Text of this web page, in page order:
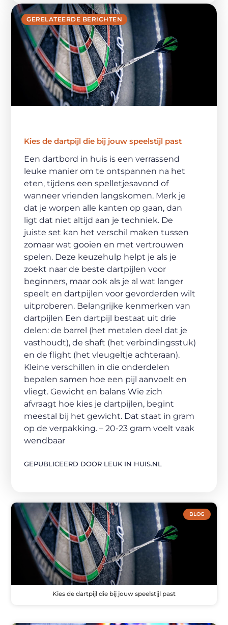
GERELATEERDE BERICHTEN
Kies de dartpijl die bij jouw speelstijl past
Een dartbord in huis is een verrassend
leuke manier om te ontspannen na het
eten, tijdens een spelletjesavond of
wanneer vrienden langskomen. Merk je
dat je worpen alle kanten op gaan, dan
ligt dat niet altijd aan je techniek. De
juiste set kan het verschil maken tussen
zomaar wat gooien en met vertrouwen
spelen. Deze keuzehulp helpt je als je
zoekt naar de beste dartpijlen voor
beginners, maar ook als je al wat langer
speelt en dartpijlen voor gevorderden wilt
uitproberen. Belangrijke kenmerken van
dartpijlen Een dartpijl bestaat uit drie
delen: de barrel (het metalen deel dat je
vasthoudt), de shaft (het verbindingsstuk)
en de flight (het vleugeltje achteraan).
Kleine verschillen in die onderdelen
bepalen samen hoe een pijl aanvoelt en
vliegt. Gewicht en balans Wie zich
afvraagt hoe kies je dartpijlen, begint
meestal bij het gewicht. Dat staat in gram
op de verpakking. – 20-23 gram voelt vaak
wendbaar
GEPUBLICEERD DOOR LEUK IN HUIS.NL
BLOG
Kies de dartpijl die bij jouw speelstijl past